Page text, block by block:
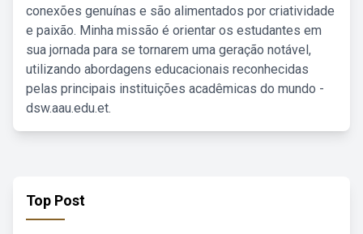
conexões genuínas e são alimentados por criatividade
e paixão. Minha missão é orientar os estudantes em
sua jornada para se tornarem uma geração notável,
utilizando abordagens educacionais reconhecidas
pelas principais instituições acadêmicas do mundo -
dsw.aau.edu.et.
Top Post